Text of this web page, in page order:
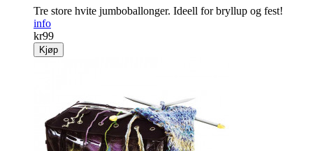
Tre store hvite jumboballonger. Ideell for bryllup og fest!
info
kr99
Kjøp